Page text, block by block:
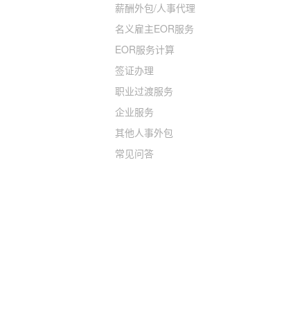
薪酬外包/人事代理
名义雇主EOR服务
EOR服务计算
签证办理
职业过渡服务
企业服务
其他人事外包
常见问答